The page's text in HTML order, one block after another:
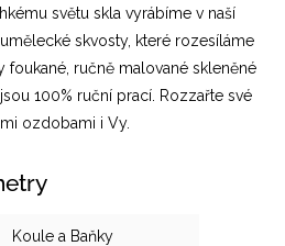
světu skla vyrábíme v naší
skvosty, které rozesíláme
foukané, ručně malované skleněné
100% ruční prací. Rozzařte své
ozdobami i Vy.
Koule a Baňky